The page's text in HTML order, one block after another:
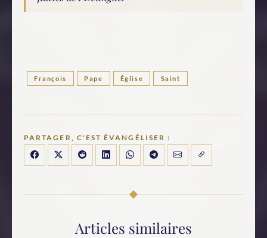
François Pape Église Saint
PARTAGER, C'EST ÉVANGÉLISER :
Articles similaires